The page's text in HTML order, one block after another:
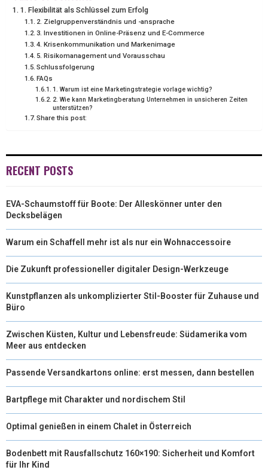
T
T
E
R
)
O
O
K
R
E
S
I
1. Flexibilität als Schlüssel zum Erfolg
2. Zielgruppenverständnis und -ansprache
3. Investitionen in Online-Präsenz und E-Commerce
4. Krisenkommunikation und Markenimage
5. Risikomanagement und Vorausschau
Schlussfolgerung
FAQs
1. Warum ist eine Marketingstrategie vorlage wichtig?
2. Wie kann Marketingberatung Unternehmen in unsicheren Zeiten
unterstützen?
Share this post:
RECENT POSTS
EVA-Schaumstoff für Boote: Der Alleskönner unter den
Decksbelägen
Warum ein Schaffell mehr ist als nur ein Wohnaccessoire
Die Zukunft professioneller digitaler Design-Werkzeuge
Kunstpflanzen als unkomplizierter Stil-Booster für Zuhause und
Büro
Zwischen Küsten, Kultur und Lebensfreude: Südamerika vom
Meer aus entdecken
Passende Versandkartons online: erst messen, dann bestellen
Bartpflege mit Charakter und nordischem Stil
Optimal genießen in einem Chalet in Österreich
Bodenbett mit Rausfallschutz 160×190: Sicherheit und Komfort
für Ihr Kind